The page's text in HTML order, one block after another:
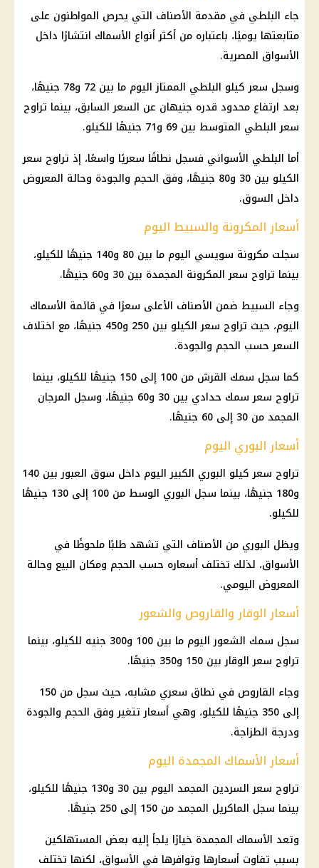
جاء البلطي في مقدمة الأصناف التي يحرص المواطنون على
متابعتها يوميًا، باعتباره من أكثر أنواع الأسماك انتشارًا داخل
الأسواق المصرية.
وسجل سعر كيلو البلطي الممتاز اليوم ما بين 72 و78 جنيهًا،
بعد ارتفاع محدود قدره جنيهان عن السعر السابق، بينما تراوح
سعر البلطي المتوسط بين 69 و71 جنيهًا للكيلو.
أما البلطي الأسواني فسجل نطاقًا سعريًا واسعًا، إذ تراوح سعر
الكيلو بين 30 و80 جنيهًا، وفق الحجم والجودة وحالة المعروض
داخل السوق.
أسعار المكرونة والسبيط اليوم
سجلت مكرونة سويسي اليوم ما بين 80 و140 جنيهًا للكيلو،
بينما تراوح سعر المكرونة المجمدة بين 30 و60 جنيهًا.
وجاء السبيط ضمن الأصناف الأعلى سعرًا في قائمة الأسماك
اليوم، حيث تراوح سعر الكيلو بين 250 و450 جنيهًا، مع اختلاف
السعر حسب الحجم والجودة.
كما سجل سمك القرش من 100 إلى 150 جنيهًا للكيلو، بينما
تراوح سعر سمك حدادي بين 30 و60 جنيهًا، وسجل المرجان
المجمد من 30 إلى 60 جنيهًا.
أسعار البوري اليوم
تراوح سعر كيلو البوري الكبير اليوم داخل سوق العبور بين 140
و180 جنيهًا، بينما سجل البوري الوسط من 100 إلى 130 جنيهًا
للكيلو.
ويظل البوري من الأصناف التي تشهد طلبًا ملحوظًا في
الأسواق، لذلك تختلف أسعاره حسب الحجم ومكان البيع وحالة
المعروض اليومي.
أسعار الوقار والقاروص والشعور
سجل سمك
الشعور اليوم ما بين 100 و300 جنيه للكيلو، بينما
تراوح سعر الوقار بين 150 و350 جنيهًا.
وجاء القاروص في نطاق سعري مشابه، حيث سجل من 150
إلى 350 جنيهًا للكيلو، وهي أسعار تتغير وفق الحجم والجودة
ودرجة الطزاجة.
أسعار الأسماك المجمدة اليوم
تراوح سعر السردين المجمد اليوم بين 30 و130 جنيهًا للكيلو،
بينما سجل الماكريل المجمد من 150 إلى 250 جنيهًا.
وتعد الأسماك المجمدة خيارًا يلجأ إليه بعض المستهلكين
بسبب تفاوت أسعارها وتوافرها في الأسواق، لكنها تختلف